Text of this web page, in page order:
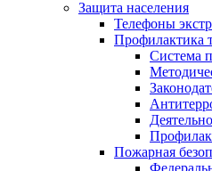
Защита населения
Телефоны
Профилактика
Система
Пожарная